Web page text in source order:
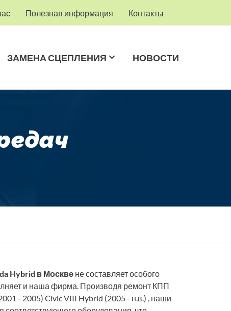
ЗАМЕНА СЦЕПЛЕНИЯ НОВОСТИ
Полезная информация Контакты
Hybrid в Москве не составляет особого
и наша фирма. Производя ремонт КПП
- 2005) Civic VIII Hybrid (2005 - н.в.) , наши